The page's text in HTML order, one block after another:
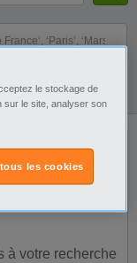
Alerte
votre
nos
à votre recherche
le stockage de
sur le site, analyser son
les cookies